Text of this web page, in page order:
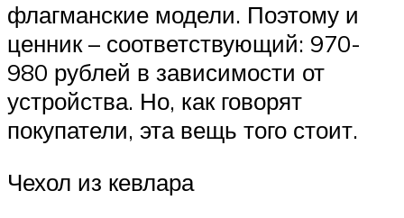
флагманские модели. Поэтому и
ценник – соответствующий: 970-
980 рублей в зависимости от
устройства. Но, как говорят
покупатели, эта вещь того стоит.
Чехол из кевлара